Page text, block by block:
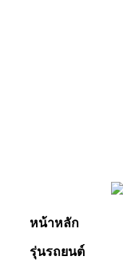
หน้าหลัก
รุ่นรถยนต์